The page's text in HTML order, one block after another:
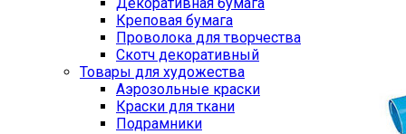
Декоративная бумага
Креповая бумага
Проволока для творчества
Скотч декоративный
Товары для художества
Аэрозольные краски
Краски для ткани
Подрамники